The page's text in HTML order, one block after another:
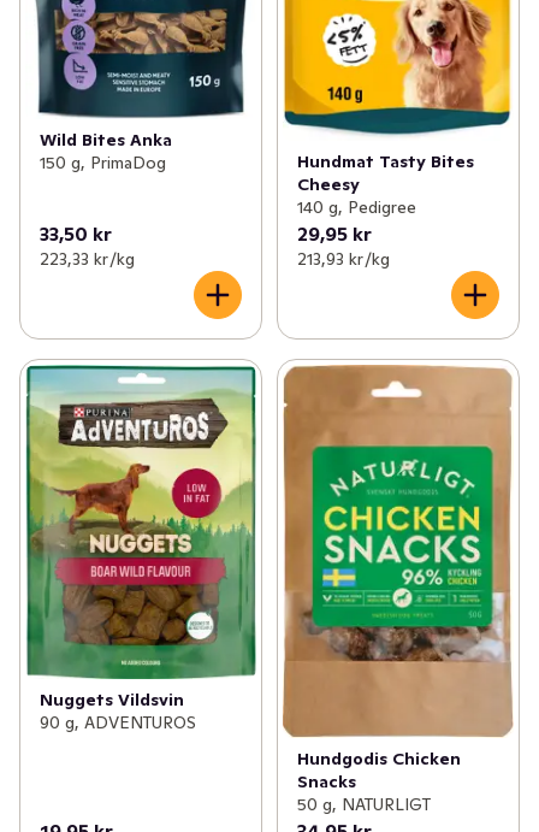
Wild Bites Anka
150 g, PrimaDog
33,50 kr
223,33 kr /kg
Hundmat Tasty Bites
Cheesy
140 g, Pedigree
29,95 kr
213,93 kr /kg
Nuggets Vildsvin
90 g, ADVENTUROS
Hundgodis Chicken
Snacks
50 g, NATURLIGT